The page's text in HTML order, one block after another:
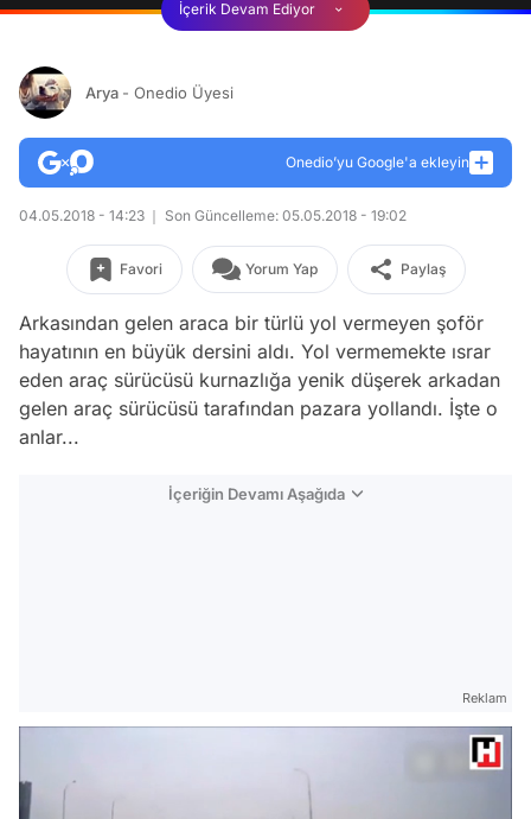
İçerik Devam Ediyor
Arya - Onedio Üyesi
Onedio’yu Google'a ekleyin
04.05.2018 - 14:23 Son Güncelleme: 05.05.2018 - 19:02
Favori Yorum Yap Paylaş
Arkasından gelen araca bir türlü yol vermeyen şoför
hayatının en büyük dersini aldı. Yol vermemekte ısrar
eden araç sürücüsü kurnazlığa yenik düşerek arkadan
gelen araç sürücüsü tarafından pazara yollandı. İşte o
anlar...
İçeriğin Devamı Aşağıda
Reklam